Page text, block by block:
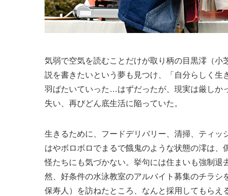
気弱で空気を読むことだけが取り柄の目黒澪（
説を書きたいという夢も見つけ、「自分らしく生
羽ばたいていった…はずだったが、現実は厳しか
失い、再びどん底生活に陥っていた。
生きるために、フードデリバリー、清掃、ティ
はやボロボロでまるで餓鬼のような状態の澪は
怪たちにも気づかない。挙句には住まいも強制
然、好条件の水泳教室のアルバイト募集のチラシ
保寿人）を訪ねたところ、なんと採用してもらえ